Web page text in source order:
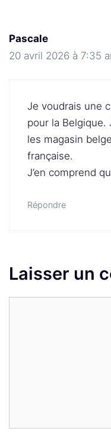
Pascale
20 avril 2026 à 7:35
Je voudrais une
pour la Belgique.
les magasin
française.
J’en comprend
Répondre
Laisser un